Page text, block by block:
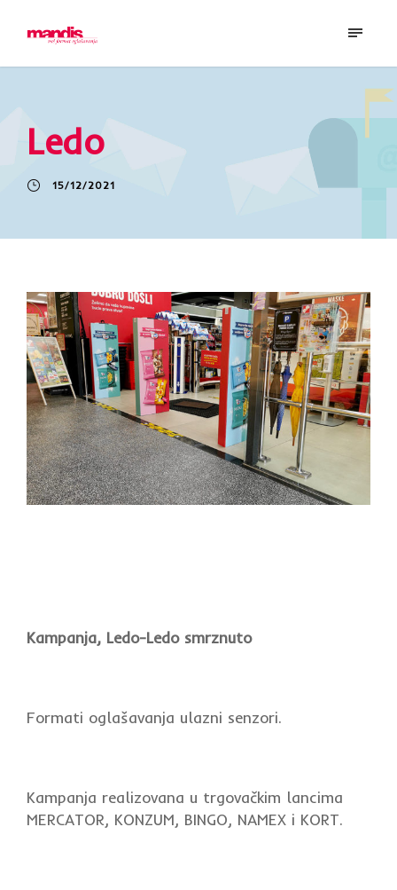
Ledo
15/12/2021
Kampanja, Ledo-Ledo smrznuto
Formati oglašavanja ulazni senzori.
Kampanja realizovana u trgovačkim lancima
MERCATOR, KONZUM, BINGO, NAMEX i KORT.